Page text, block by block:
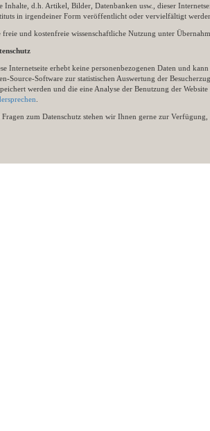
Inhalte, d.h. Artikel, Bilder, Datenbanken usw., dieser
in irgendeiner Form veröffentlicht oder vervielfältigt
freie und kostenfreie wissenschaftliche Nutzung unter
Internetseite erhebt keine personenbezogenen Daten und
Source-Software zur statistischen Auswertung der
werden und die eine Analyse der Benutzung der
Fragen zum Datenschutz stehen wir Ihnen gerne zur